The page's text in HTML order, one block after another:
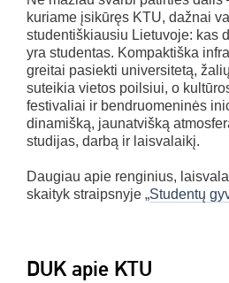
kuriame įsikūręs KTU, dažnai
studentiškiausiu Lietuvoje: kas
yra studentas. Kompaktiška
greitai pasiekti universitetą,
suteikia vietos poilsiui, o
festivaliai ir bendruomeninės
dinamišką, jaunatvišką
studijas, darbą ir laisvalaikį.
Daugiau apie renginius,
skaityk straipsnyje „Studentų
DUK apie KTU